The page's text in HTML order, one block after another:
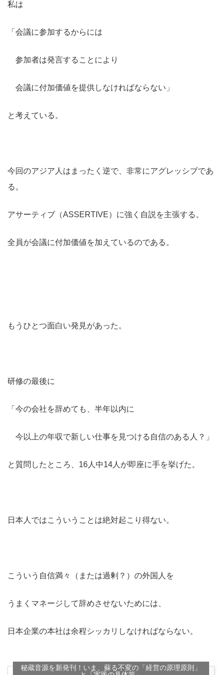
私は
「会議に参加するからには
参加者は発言することにより
会議に付加価値を提供しなければならない」
と考えている。
今回のアジア人はまったく逆で、非常にアグレッシブであ
る。
アサーティブ（ASSERTIVE）に強く自説を主張する。
全員が会議に付加価値を加えているのである。
もうひとつ面白い発見があった。
研修の最後に
「今の会社を辞めても、半年以内に
今以上の年収で新しい仕事を見つける自信のある人？」
と質問したところ、16人中14人が即座に手を挙げた。
日本人ではこういうことは絶対起こり得ない。
こういう自信満々（または過剰？）の外国人を
うまくマネージして辞めさせないためには、
日本企業の本社は余程シッカリしなければならない。
秘蔵音源を新発刊！いま、蘇る不変の「経営の原理原則」